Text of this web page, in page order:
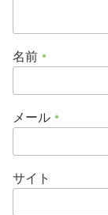
名前 *
メール *
サイト